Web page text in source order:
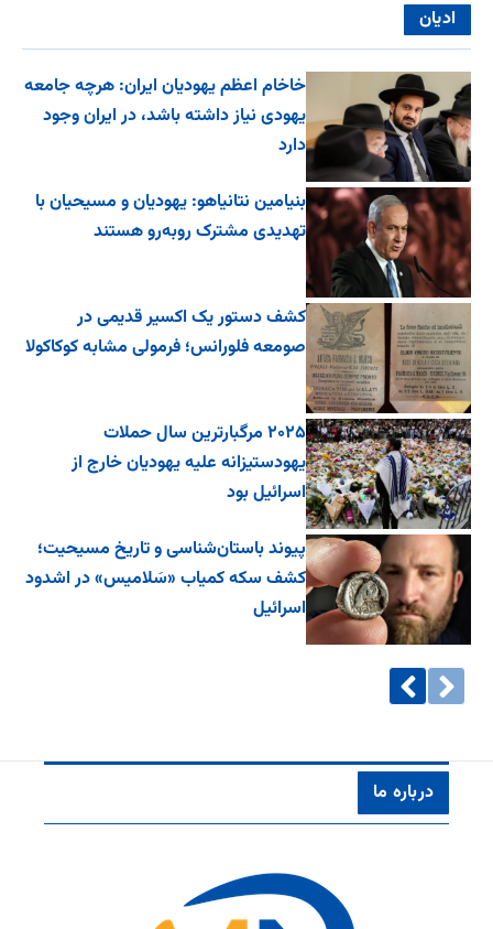
ادیان
خاخام اعظم یهودیان ایران: هرچه جامعه
یهودی نیاز داشته باشد، در ایران وجود
دارد
بنیامین نتانیاهو: یهودیان و مسیحیان با
تهدیدی مشترک روبه‌رو هستند
کشف دستور یک اکسیر قدیمی در
صومعه فلورانس؛ فرمولی مشابه کوکاکولا
۲۰۲۵ مرگبارترین سال حملات
یهودستیزانه علیه یهودیان خارج از
اسرائیل بود
پیوند باستان‌شناسی و تاریخ مسیحیت؛
کشف سکه کمیاب «سَلامیس» در اشدود
اسرائیل
درباره ما